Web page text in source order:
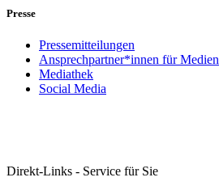
Presse
Pressemitteilungen
Ansprechpartner*innen für Medien
Mediathek
Social Media
Direkt-Links - Service für Sie